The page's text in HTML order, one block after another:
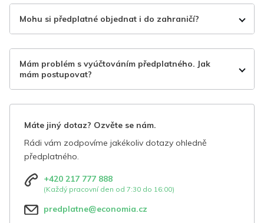
Mohu si předplatné objednat i do zahraničí?
Mám problém s vyúčtováním předplatného. Jak
mám postupovat?
Máte jiný dotaz? Ozvěte se nám.
Rádi vám zodpovíme jakékoliv dotazy ohledně
předplatného.
+420 217 777 888
(Každý pracovní den od 7:30 do 16:00)
predplatne@economia.cz